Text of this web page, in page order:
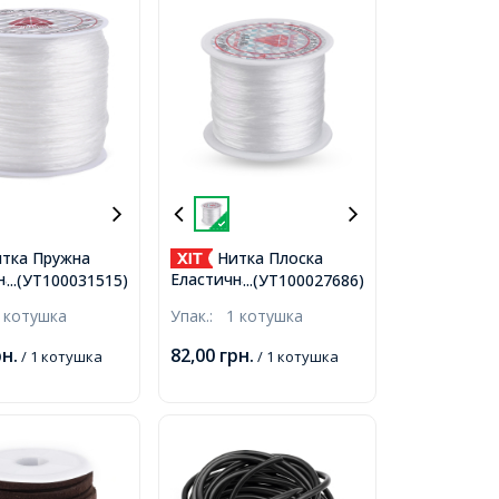
...(УТ100031515)
Пружна
Плоска для
близько
котушка
/ 1 котушка
...(УТ100027686)
Нитка Плоска
Еластична 0.5мм/45м
Прикрас, Білий, 0.5мм,
Упак.: 1 котушка
82,00 грн. / 1 котушка